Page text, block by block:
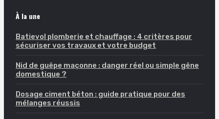
À la une
Batievol plomberie et chauffage : 4 critères pour
sécuriser vos travaux et votre budget
Nid de guêpe maçonne : danger réel ou simple gêne
domestique ?
Dosage ciment béton : guide pratique pour des
mélanges réussis